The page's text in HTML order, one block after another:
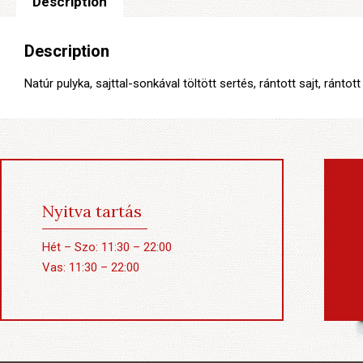
Description
Natúr pulyka, sajttal-sonkával töltött sertés, rántott sajt,
Nyitva tartás
Hét – Szo: 11:30 – 22:00
Vas: 11:30 – 22:00